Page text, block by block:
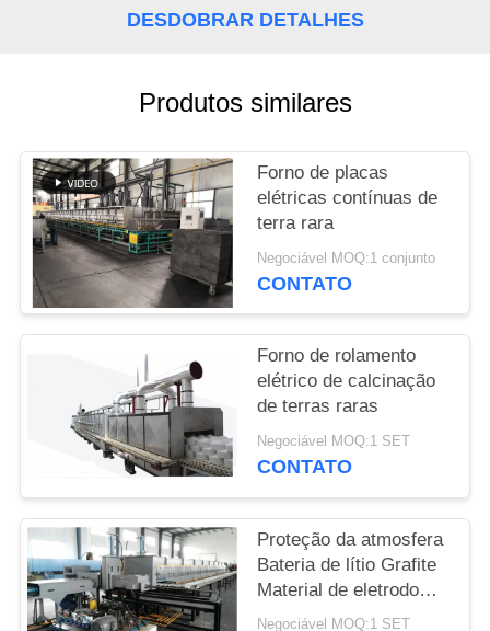
MAPA
DO
SITE
PRIVACY
POLICY
DESDOBRAR DETALHES
Produtos similares
Forno de placas
elétricas contínuas de
terra rara
Negociável MOQ:1 conjunto
CONTATO
Forno de rolamento
elétrico de calcinação
de terras raras
Negociável MOQ:1 SET
CONTATO
Proteção da atmosfera
Bateria de lítio Grafite
Material de eletrodo
negativo Forno de
Negociável MOQ:1 SET